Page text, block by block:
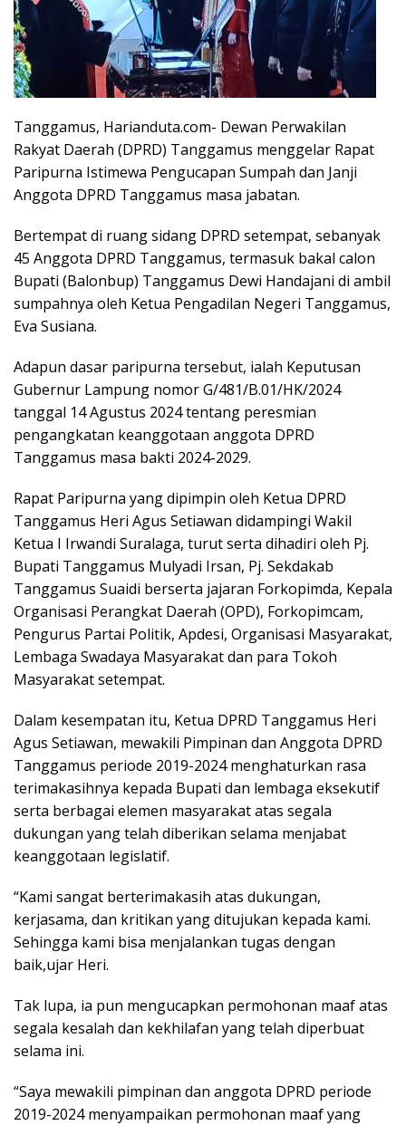
Tanggamus, Harianduta.com- Dewan Perwakilan
Rakyat Daerah (DPRD) Tanggamus menggelar Rapat
Paripurna Istimewa Pengucapan Sumpah dan Janji
Anggota DPRD Tanggamus masa jabatan.
Bertempat di ruang sidang DPRD setempat, sebanyak
45 Anggota DPRD Tanggamus, termasuk bakal calon
Bupati (Balonbup) Tanggamus Dewi Handajani di ambil
sumpahnya oleh Ketua Pengadilan Negeri Tanggamus,
Eva Susiana.
Adapun dasar paripurna tersebut, ialah Keputusan
Gubernur Lampung nomor G/481/B.01/HK/2024
tanggal 14 Agustus 2024 tentang peresmian
pengangkatan keanggotaan anggota DPRD
Tanggamus masa bakti 2024-2029.
Rapat Paripurna yang dipimpin oleh Ketua DPRD
Tanggamus Heri Agus Setiawan didampingi Wakil
Ketua I Irwandi Suralaga, turut serta dihadiri oleh Pj.
Bupati Tanggamus Mulyadi Irsan, Pj. Sekdakab
Tanggamus Suaidi berserta jajaran Forkopimda, Kepala
Organisasi Perangkat Daerah (OPD), Forkopimcam,
Pengurus Partai Politik, Apdesi, Organisasi Masyarakat,
Lembaga Swadaya Masyarakat dan para Tokoh
Masyarakat setempat.
Dalam kesempatan itu, Ketua DPRD Tanggamus Heri
Agus Setiawan, mewakili Pimpinan dan Anggota DPRD
Tanggamus periode 2019-2024 menghaturkan rasa
terimakasihnya kepada Bupati dan lembaga eksekutif
serta berbagai elemen masyarakat atas segala
dukungan yang telah diberikan selama menjabat
keanggotaan legislatif.
“Kami sangat berterimakasih atas dukungan,
kerjasama, dan kritikan yang ditujukan kepada kami.
Sehingga kami bisa menjalankan tugas dengan
baik,ujar Heri.
Tak lupa, ia pun mengucapkan permohonan maaf atas
segala kesalah dan kekhilafan yang telah diperbuat
selama ini.
“Saya mewakili pimpinan dan anggota DPRD periode
2019-2024 menyampaikan permohonan maaf yang